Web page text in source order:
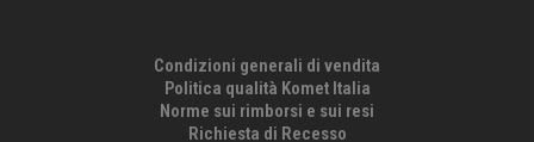
Condizioni generali di vendita
Politica qualità Komet Italia
Norme sui rimborsi e sui resi
Richiesta di Recesso